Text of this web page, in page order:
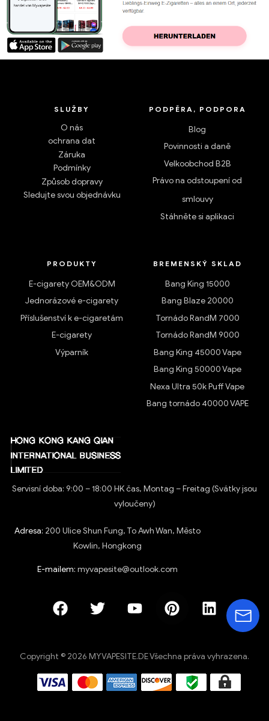
SLUŽBY
O nás
ochrana dat
Záruka
Podmínky
Způsob dopravy
Sledujte svou objednávku
PODPĚRA, PODPORA
Blog
Povinnosti a daně
Velkoobchod B2B
Právo na odstoupení od
smlouvy
Stáhněte si aplikaci
PRODUKTY
E-cigarety OEM&ODM
Jednorázové e-cigarety
Příslušenství k e-cigaretám
E-cigarety
Výparník
BREMENSKÝ SKLAD
Bang King 15000
Bang Blaze 20000
Tornádo RandM 7000
Tornádo RandM 9000
Bang King 45000 Vape
Bang King 50000 Vape
Nexa Ultra 50k Puff Vape
Bang tornádo 40000 VAPE
Servisní doba: 9:00 – 18:00 HK čas, Montag – Freitag (Svátky jsou
vyloučeny)
Adresa: 200 Ulice Shun Fung, To Awh Wan, Město
Kowlin, Hongkong
E-mailem: myvapesite@outlook.com
Copyright © 2026 MYVAPESITE.DE Všechna práva vyhrazena.